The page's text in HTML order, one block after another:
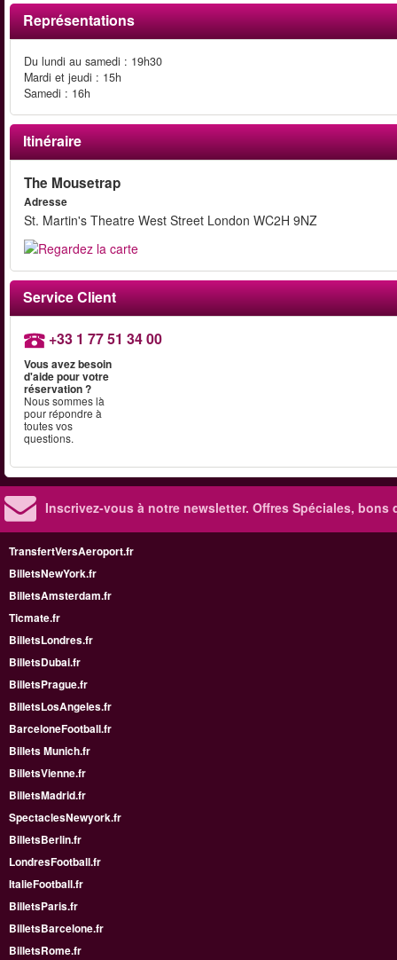
Représentations
Du lundi au samedi : 19h30
Mardi et jeudi : 15h
Samedi : 16h
Itinéraire
The Mousetrap
Adresse
St. Martin's Theatre West Street London WC2H 9NZ
Service Client
+33 1 77 51 34 00
Vous avez besoin
d'aide pour votre
réservation ?
Nous sommes là
pour répondre à
toutes vos
questions.
Inscrivez-vous à notre newsletter. Offres Spéciales, bons
TransfertVersAeroport.fr
BilletsNewYork.fr
BilletsAmsterdam.fr
Ticmate.fr
BilletsLondres.fr
BilletsDubai.fr
BilletsPrague.fr
BilletsLosAngeles.fr
BarceloneFootball.fr
Billets Munich.fr
BilletsVienne.fr
BilletsMadrid.fr
SpectaclesNewyork.fr
BilletsBerlin.fr
LondresFootball.fr
ItalieFootball.fr
BilletsParis.fr
BilletsBarcelone.fr
BilletsRome.fr